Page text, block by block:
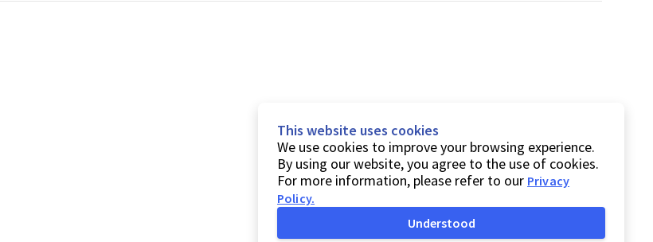
This website uses cookies
We use cookies to improve your browsing experience.
By using our website, you agree to the use of cookies.
For more information, please refer to our Privacy
Policy.
Understood